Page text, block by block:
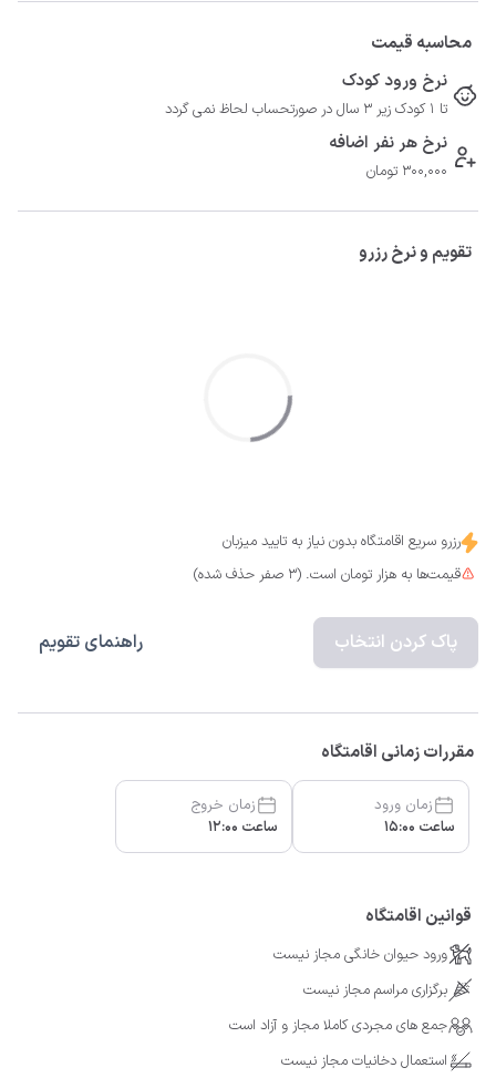
محاسبه قیمت
نرخ ورود کودک
تا 1 کودک زیر 3 سال در صورتحساب لحاظ نمی گردد
نرخ هر نفر اضافه
300,000 تومان
تقویم و نرخ رزرو
رزرو سریع اقامتگاه بدون نیاز به تایید میزبان
قیمت‌ها به هزار تومان است. (3 صفر حذف شده)
پاک کردن انتخاب راهنمای تقویم
مقررات زمانی اقامتگاه
زمان ورود
ساعت 15:00
زمان خروج
ساعت 12:00
قوانین اقامتگاه
ورود حیوان خانگی مجاز نیست
برگزاری مراسم مجاز نیست
جمع های مجردی کاملا مجاز و آزاد است
استعمال دخانیات مجاز نیست